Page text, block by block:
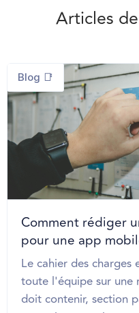
Articles
Blog 📑
Comment rédiger
pour une app
Le cahier des
toute l'équipe sur une
doit contenir, section